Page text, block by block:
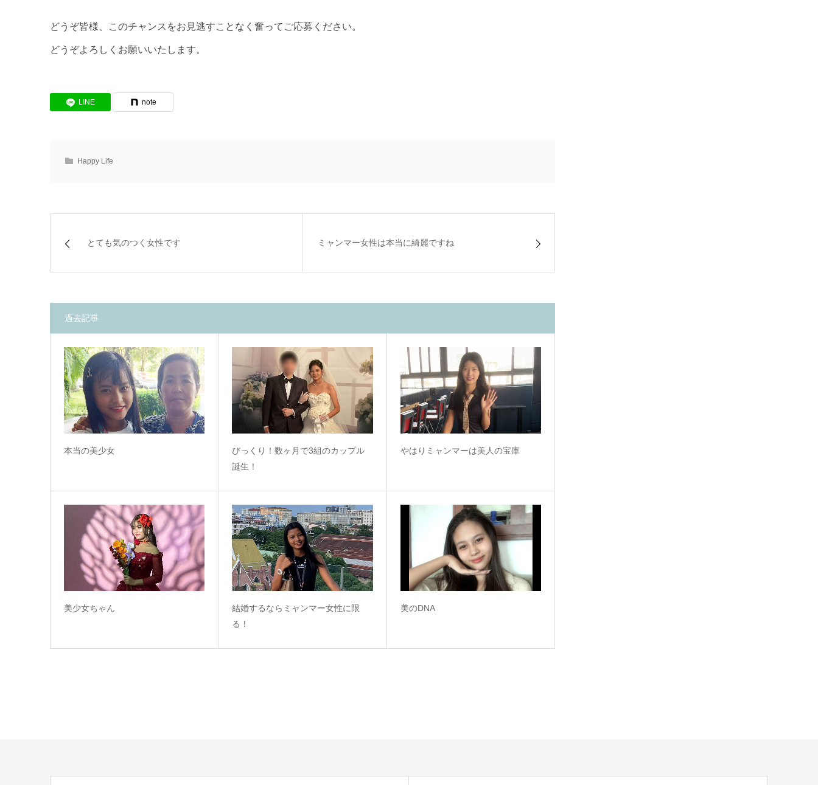
どうぞ皆様、このチャンスをお見逃すことなく奮ってご応募ください。
どうぞよろしくお願いいたします。
LINE note
Happy Life
とても気のつく女性です ミャンマー女性は本当に綺麗ですね
過去記事
本当の美少女
びっくり！数ヶ月で3組のカップル
誕生！
やはりミャンマーは美人の宝庫
美少女ちゃん
結婚するならミャンマー女性に限
る！
美のDNA